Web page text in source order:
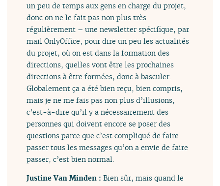
un peu de temps aux gens en charge du projet,
donc on ne le fait pas non plus très
régulièrement – une newsletter spécifique, par
mail OnlyOffice, pour dire un peu les actualités
du projet, où on est dans la formation des
directions, quelles vont être les prochaines
directions à être formées, donc à basculer.
Globalement ça a été bien reçu, bien compris,
mais je ne me fais pas non plus d’illusions,
c’est-à-dire qu’il y a nécessairement des
personnes qui doivent encore se poser des
questions parce que c’est compliqué de faire
passer tous les messages qu’on a envie de faire
passer, c’est bien normal.
Justine Van Minden :Bien sûr, mais quand le